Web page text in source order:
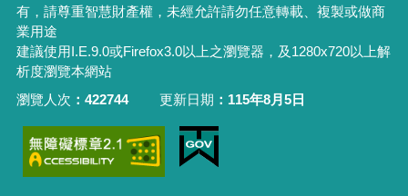
有，請尊重智慧財產權，未經允許請勿任意轉載、複製或做商
業用途
建議使用I.E.9.0或Firefox3.0以上之瀏覽器，及1280x720以上解
析度瀏覽本網站
瀏覽人次
422744 更新日期 115年8月5日